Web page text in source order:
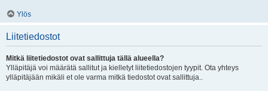
Ylös
Liitetiedostot
Mitkä liitetiedostot ovat sallittuja tällä alueella?
Ylläpitäjä voi määrätä sallitut ja kielletyt liitetiedostojen tyypit. Ota yhteys
ylläpitäjään mikäli et ole varma mitkä tiedostot ovat sallittuja..